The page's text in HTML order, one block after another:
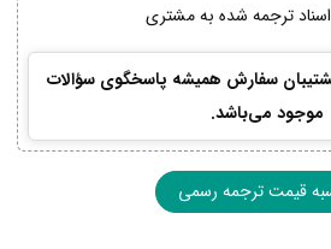
ترجمه شده به مشتری
سفارش همیشه پاسخگوی سؤالات
موجود می‌باشد.
قیمت ترجمه رسمی